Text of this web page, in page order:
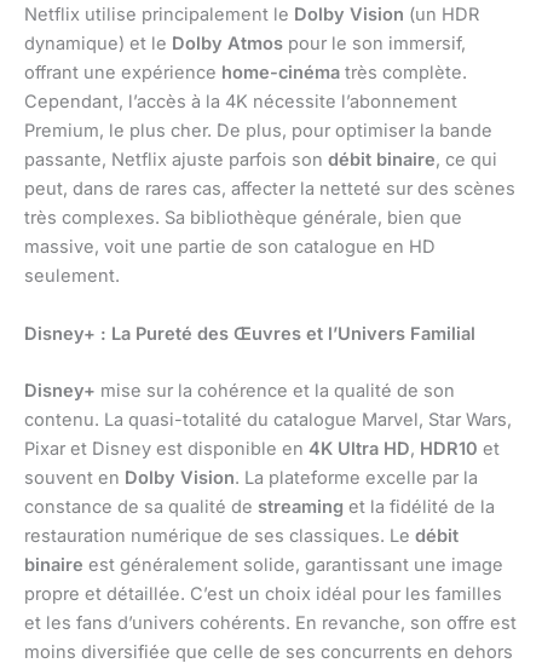
Netflix utilise principalement le Dolby Vision (un HDR
dynamique) et le Dolby Atmos pour le son immersif,
offrant une expérience home-cinéma très complète.
Cependant, l’accès à la 4K nécessite l’abonnement
Premium, le plus cher. De plus, pour optimiser la bande
passante, Netflix ajuste parfois son débit binaire, ce qui
peut, dans de rares cas, affecter la netteté sur des scènes
très complexes. Sa bibliothèque générale, bien que
massive, voit une partie de son catalogue en HD
seulement.
Disney+ : La Pureté des Œuvres et l’Univers Familial
Disney+ mise sur la cohérence et la qualité de son
contenu. La quasi-totalité du catalogue Marvel, Star Wars,
Pixar et Disney est disponible en 4K Ultra HD, HDR10 et
souvent en Dolby Vision. La plateforme excelle par la
constance de sa qualité de streaming et la fidélité de la
restauration numérique de ses classiques. Le débit
binaire est généralement solide, garantissant une image
propre et détaillée. C’est un choix idéal pour les familles
et les fans d’univers cohérents. En revanche, son offre est
moins diversifiée que celle de ses concurrents en dehors